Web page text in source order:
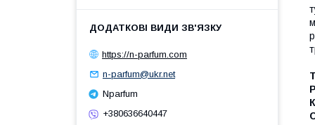
https://n-parfum.com
n-parfum@ukr.net
Nparfum
+380636640447